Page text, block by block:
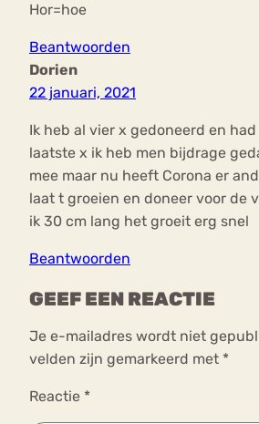
Hor=hoe
Beantwoorden
Dorien
22 januari, 2021
Ik heb al vier x gedoneerd en
laatste x ik heb men bijdrage
mee maar nu heeft Corona er
laat t groeien en doneer voor de
ik 30 cm lang het groeit erg snel
Beantwoorden
GEEF EEN REACTIE
Je e-mailadres wordt niet
velden zijn gemarkeerd met *
Reactie *